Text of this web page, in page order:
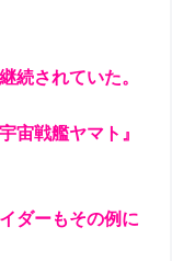
続されていた。
宙戦艦ヤマト』
ダーもその例に